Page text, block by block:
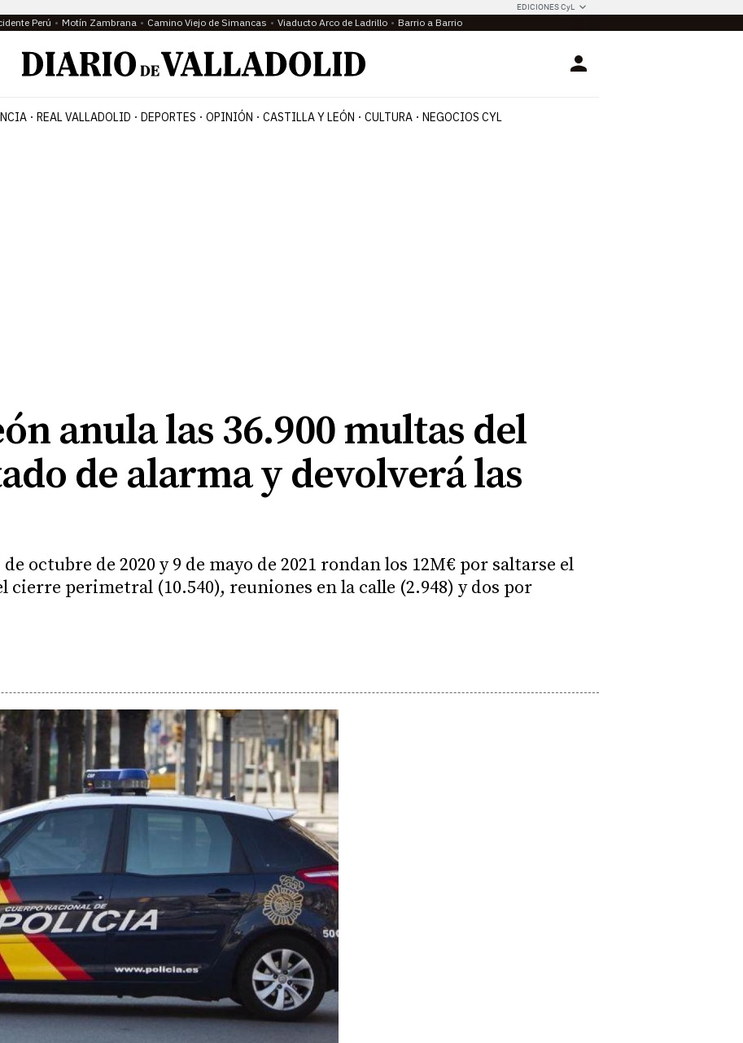
EDICIONES CyL
Perú Motín Zambrana Camino Viejo de Simancas Viaducto Arco de Ladrillo Barrio a Barrio
Login
REAL VALLADOLID DEPORTES OPINIÓN CASTILLA Y LEÓN CULTURA NEGOCIOS CYL
anula las 36.900 multas del
de alarma y devolverá las
octubre de 2020 y 9 de mayo de 2021 rondan los 12M€ por saltarse el
cierre perimetral (10.540), reuniones en la calle (2.948) y dos por